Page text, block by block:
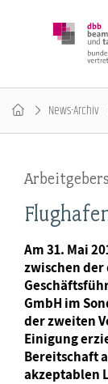
News-Archiv
Am 31. Mai
zwischen
GmbH im
der zweiten
Einigung
Bereitschaft
akzeptablen